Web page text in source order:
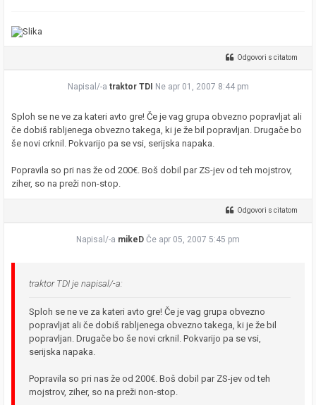
Odgovori s citatom
Napisal/-a traktor TDI Ne apr 01, 2007 8:44 pm
Sploh se ne ve za kateri avto gre! Če je vag grupa obvezno popravljat ali
če dobiš rabljenega obvezno takega, ki je že bil popravljan. Drugače bo
še novi crknil. Pokvarijo pa se vsi, serijska napaka.
Popravila so pri nas že od 200€. Boš dobil par ZS-jev od teh mojstrov,
ziher, so na preži non-stop.
Odgovori s citatom
Napisal/-a mikeD Če apr 05, 2007 5:45 pm
traktor TDI je napisal/-a:
Sploh se ne ve za kateri avto gre! Če je vag grupa obvezno
popravljat ali če dobiš rabljenega obvezno takega, ki je že bil
popravljan. Drugače bo še novi crknil. Pokvarijo pa se vsi,
serijska napaka.
Popravila so pri nas že od 200€. Boš dobil par ZS-jev od teh
mojstrov, ziher, so na preži non-stop.